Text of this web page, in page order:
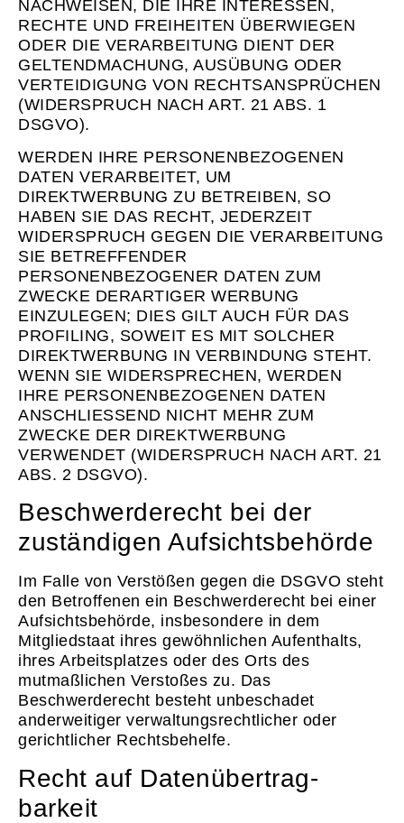
NACHWEISEN, DIE IHRE INTERESSEN,
RECHTE UND FREIHEITEN ÜBERWIEGEN
ODER DIE VERARBEITUNG DIENT DER
GELTENDMACHUNG, AUSÜBUNG ODER
VERTEIDIGUNG VON RECHTSANSPRÜCHEN
(WIDERSPRUCH NACH ART. 21 ABS. 1
DSGVO).
WERDEN IHRE PERSONENBEZOGENEN
DATEN VERARBEITET, UM
DIREKTWERBUNG ZU BETREIBEN, SO
HABEN SIE DAS RECHT, JEDERZEIT
WIDERSPRUCH GEGEN DIE VERARBEITUNG
SIE BETREFFENDER
PERSONENBEZOGENER DATEN ZUM
ZWECKE DERARTIGER WERBUNG
EINZULEGEN; DIES GILT AUCH FÜR DAS
PROFILING, SOWEIT ES MIT SOLCHER
DIREKTWERBUNG IN VERBINDUNG STEHT.
WENN SIE WIDERSPRECHEN, WERDEN
IHRE PERSONENBEZOGENEN DATEN
ANSCHLIESSEND NICHT MEHR ZUM
ZWECKE DER DIREKTWERBUNG
VERWENDET (WIDERSPRUCH NACH ART. 21
ABS. 2 DSGVO).
Beschwerde­recht bei der
zuständigen Aufsichts­behörde
Im Falle von Verstößen gegen die DSGVO steht
den Betroffenen ein Beschwerderecht bei einer
Aufsichtsbehörde, insbesondere in dem
Mitgliedstaat ihres gewöhnlichen Aufenthalts,
ihres Arbeitsplatzes oder des Orts des
mutmaßlichen Verstoßes zu. Das
Beschwerderecht besteht unbeschadet
anderweitiger verwaltungsrechtlicher oder
gerichtlicher Rechtsbehelfe.
Recht auf Daten­übertrag­
barkeit